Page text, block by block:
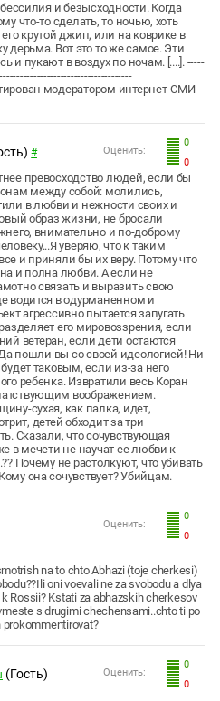
и безысходности. Когда
что-то сделать, то ночью, хоть
крутой джип, или на коврике в
дерьма. Вот это то же самое. Эти
и пукают в воздух по ночам. [....]. -----
модератором интернет-СМИ
0
0
Оценить:
#
превосходство людей, если бы
между собой: молились,
в любви и нежности своих и
образ жизни, не бросали
внимательно и по-доброму
уверяю, что к таким
и приняли бы их веру. Потому что
и полна любви. А если не
связать и выразить свою
водится в одурманенном и
агрессивно пытается запугать
его мировоззрения, если
ветеран, если дети остаются
пошли вы со своей идеологией! Ни
таковым, если из-за него
ребенка. Извратили весь Коран
воображением.
сухая, как палка, идет,
детей обходит за три
Сказали, что сочувствующая
в мечети не научат ее любви к
Почему не растолкуют, что убивать
она сочувствует? Убийцам.
0
0
Оценить:
na to chto Abhazi (toje cherkesi)
oni voevali ne za svobodu a dlya
Rossii? Kstati za abhazskih cherkesov
s drugimi chechensami..chto ti po
0
0
Оценить:
(Гость)